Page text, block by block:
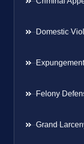
Domestic
Felony
Grand